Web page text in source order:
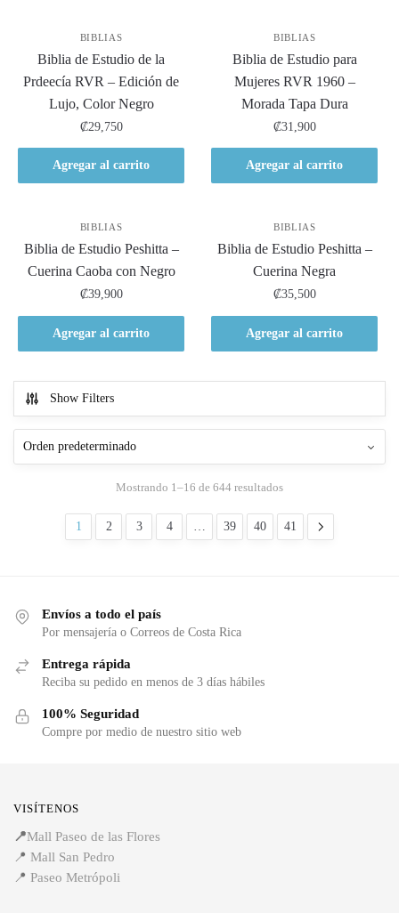
BIBLIAS
Biblia de Estudio de la
Prdeecía RVR – Edición de
Lujo, Color Negro
₡29,750
Agregar al carrito
BIBLIAS
Biblia de Estudio para
Mujeres RVR 1960 –
Morada Tapa Dura
₡31,900
Agregar al carrito
BIBLIAS
Biblia de Estudio Peshitta –
Cuerina Caoba con Negro
₡39,900
Agregar al carrito
BIBLIAS
Biblia de Estudio Peshitta –
Cuerina Negra
₡35,500
Agregar al carrito
Show Filters
Mostrando 1–16 de 644 resultados
1 2 3 4 39 40 41
Envíos a todo el país
Por mensajería o Correos de Costa Rica
Entrega rápida
Reciba su pedido en menos de 3 días hábiles
100% Seguridad
Compre por medio de nuestro sitio web
VISÍTENOS
📍Mall Paseo de las Flores
📍 Mall San Pedro
📍 Paseo Metrópoli